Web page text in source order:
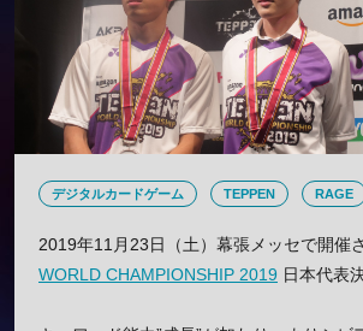
デジタルカードゲーム TEPPEN RAGE
2019年11月23日（土）幕張メッセで開催
WORLD CHAMPIONSHIP 2019 日本代表